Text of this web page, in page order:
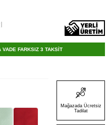
FARKSIZ 3 TAKSİT
Mağazada Ücretsiz
Tadilat